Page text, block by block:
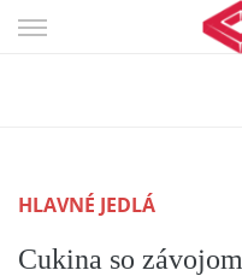
Skip
HLAVNÉ JEDLÁ
Cukina so závojom